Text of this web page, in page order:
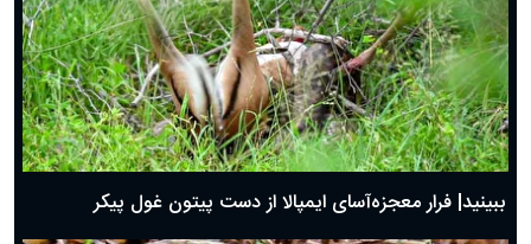
ببینید| فرار معجزه‌آسای ایمپالا از دست پیتون غول پیکر